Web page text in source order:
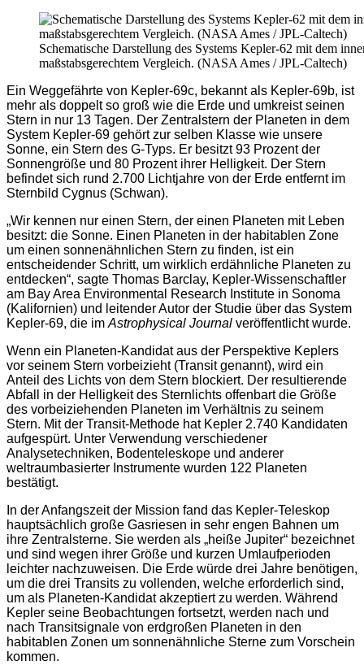
Schematische Darstellung des Systems Kepler-62 mit dem
maßstabsgerechtem Vergleich. (NASA Ames / JPL-Caltech)
Ein Weggefährte von Kepler-69c, bekannt als Kepler-69b, ist
mehr als doppelt so groß wie die Erde und umkreist seinen
Stern in nur 13 Tagen. Der Zentralstern der Planeten in dem
System Kepler-69 gehört zur selben Klasse wie unsere
Sonne, ein Stern des G-Typs. Er besitzt 93 Prozent der
Sonnengröße und 80 Prozent ihrer Helligkeit. Der Stern
befindet sich rund 2.700 Lichtjahre von der Erde entfernt im
Sternbild Cygnus (Schwan).
„Wir kennen nur einen Stern, der einen Planeten mit Leben
besitzt: die Sonne. Einen Planeten in der habitablen Zone
um einen sonnenähnlichen Stern zu finden, ist ein
entscheidender Schritt, um wirklich erdähnliche Planeten zu
entdecken“, sagte Thomas Barclay, Kepler-Wissenschaftler
am Bay Area Environmental Research Institute in Sonoma
(Kalifornien) und leitender Autor der Studie über das System
Kepler-69, die im Astrophysical Journal veröffentlicht wurde.
Wenn ein Planeten-Kandidat aus der Perspektive Keplers
vor seinem Stern vorbeizieht (Transit genannt), wird ein
Anteil des Lichts von dem Stern blockiert. Der resultierende
Abfall in der Helligkeit des Sternlichts offenbart die Größe
des vorbeiziehenden Planeten im Verhältnis zu seinem
Stern. Mit der Transit-Methode hat Kepler 2.740 Kandidaten
aufgespürt. Unter Verwendung verschiedener
Analysetechniken, Bodenteleskope und anderer
weltraumbasierter Instrumente wurden 122 Planeten
bestätigt.
In der Anfangszeit der Mission fand das Kepler-Teleskop
hauptsächlich große Gasriesen in sehr engen Bahnen um
ihre Zentralsterne. Sie werden als „heiße Jupiter“ bezeichnet
und sind wegen ihrer Größe und kurzen Umlaufperioden
leichter nachzuweisen. Die Erde würde drei Jahre benötigen,
um die drei Transits zu vollenden, welche erforderlich sind,
um als Planeten-Kandidat akzeptiert zu werden. Während
Kepler seine Beobachtungen fortsetzt, werden nach und
nach Transitsignale von erdgroßen Planeten in den
habitablen Zonen um sonnenähnliche Sterne zum Vorschein
kommen.